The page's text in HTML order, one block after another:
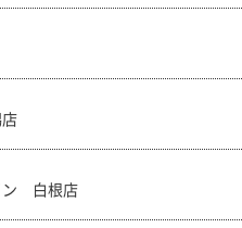
ン 白根店